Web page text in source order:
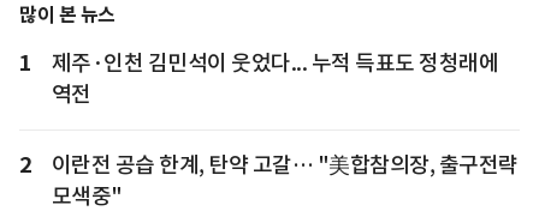
많이 본 뉴스
1
제주·인천 김민석이 웃었다... 누적 득표도 정청래에
역전
2
이란전 공습 한계, 탄약 고갈… "美합참의장, 출구전략
모색중"